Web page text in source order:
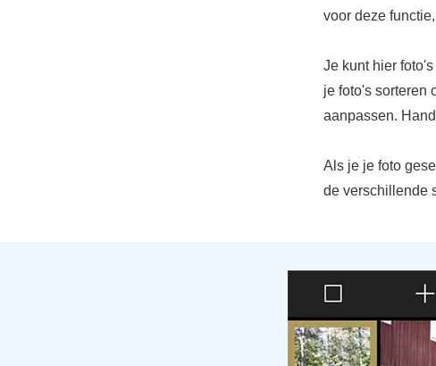
voor deze
Je kunt hier
je foto's sorteren
aanpassen.
Als je je foto
de verschillende